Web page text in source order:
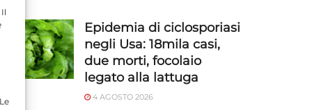
Epidemia di ciclosporiasi
negli Usa: 18mila casi,
due morti, focolaio
legato alla lattuga
4 AGOSTO 2026